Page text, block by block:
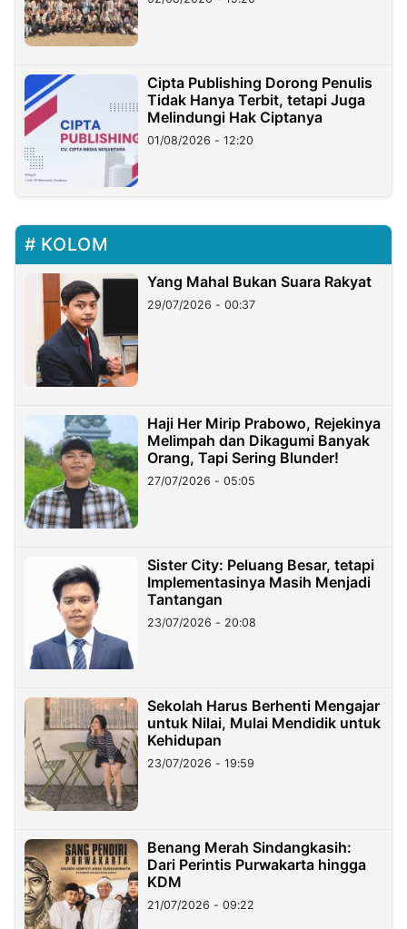
Cipta Publishing Dorong Penulis
Tidak Hanya Terbit, tetapi Juga
Melindungi Hak Ciptanya
01/08/2026 - 12:20
KOLOM
Yang Mahal Bukan Suara Rakyat
29/07/2026 - 00:37
Haji Her Mirip Prabowo, Rejekinya
Melimpah dan Dikagumi Banyak
Orang, Tapi Sering Blunder!
27/07/2026 - 05:05
Sister City: Peluang Besar, tetapi
Implementasinya Masih Menjadi
Tantangan
23/07/2026 - 20:08
Sekolah Harus Berhenti Mengajar
untuk Nilai, Mulai Mendidik untuk
Kehidupan
23/07/2026 - 19:59
Benang Merah Sindangkasih:
Dari Perintis Purwakarta hingga
KDM
21/07/2026 - 09:22